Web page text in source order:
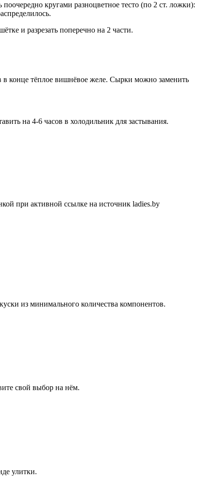
кругами разноцветное тесто (по 2 ст. ложки):
и разрезать поперечно на 2 части.
в конце тёплое вишнёвое желе. Сырки можно заменить
на 4-6 часов в холодильник для застывания.
при активной ссылке на источник ladies.by
из минимального количества компонентов.
свой выбор на нём.
улитки.